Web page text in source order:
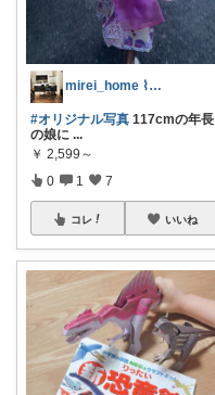
mirei_home ⌇インテリア
#オリジナル写真 117cmの年長
の娘に ...
￥ 2,599～
0 1 7
コレ いいね